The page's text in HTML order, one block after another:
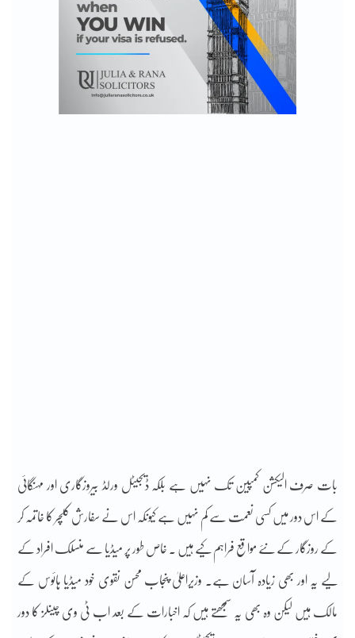
بات صرف الیکشن کمپین تک نہیں ہے بلکہ ڈیجیٹل ورلڈ بیروزگاری اور مہنگائی
کے اس دور میں کسی نعمت سے کم نہیں ہے کیونکہ اس نے سفارش کلچر کا خاتمہ کر
کے روزگار کے نئے مواقع فراہم کیے ہیں ۔ خاص طور پر میڈیا سے منسلک افراد کے
لیے یہ اور بھی زیادہ آسان ہے۔ وزیراعلیٰ پنجاب محسن نقوی خود میڈیا ہائوس کے
مالک ہیں لیکن وہ بھی یہ سمجھتے ہیں کہ اخبارات کے بعد اب ٹی وی چینلز کا دور